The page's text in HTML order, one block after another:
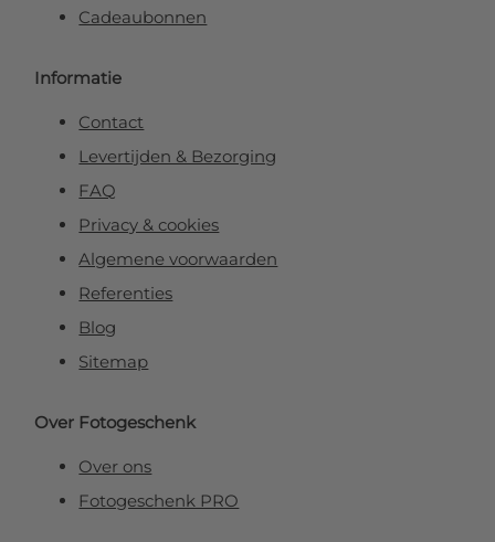
Cadeaubonnen
Informatie
Contact
Levertijden & Bezorging
FAQ
Privacy & cookies
Algemene voorwaarden
Referenties
Blog
Sitemap
Over Fotogeschenk
Over ons
Fotogeschenk PRO